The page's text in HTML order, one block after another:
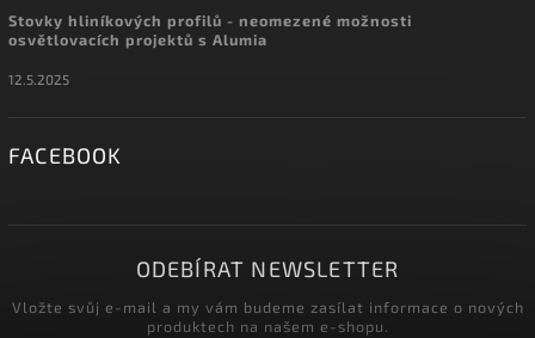
Stovky hliníkových profilů - neomezené možnosti
osvětlovacích projektů s Alumia
12.5.2025
FACEBOOK
ODEBÍRAT NEWSLETTER
Vložte svůj e-mail a my vám budeme zasílat informace o nových
produktech na našem e-shopu.